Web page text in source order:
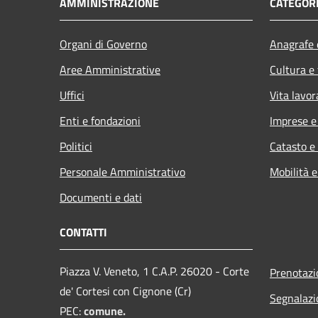
Organi di Governo
Aree Amministrative
Uffici
Enti e fondazioni
Politici
Personale Amministrativo
Documenti e dati
Cultura
Vita
Imprese
Catasto
Mobilità
CONTATTI
Piazza V. Veneto, 1 C.A.P. 26020 - Corte
de' Cortesi con Cignone (Cr)
PEC:comune.